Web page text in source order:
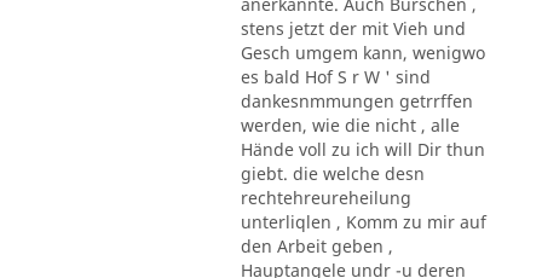
stens jetzt der mit Vieh und
Gesch umgem kann, wenigwo
es bald Hof S r W ' sind
dankesnmmungen getrrffen
werden, wie die nicht , alle
Hände voll zu ich will Dir thun
giebt. die welche desn
rechtehreureheilung
unterliqlen , Komm zu mir auf
den Arbeit geben ,
Hauptangele undr -u deren